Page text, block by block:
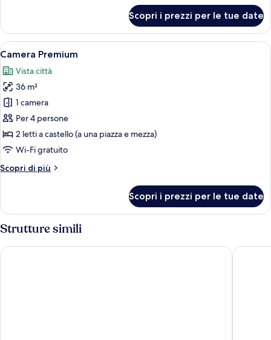
Executive,
non
fumatori
Scopri i prezzi per le tue date
Apri
tutte
le
foto
per
Camera
Premium
Una camera d'albergo con letti a
7
Camera Premium
Vista città
36 m²
1 camera
Per 4 persone
2 letti a castello (a una piazza e mezza)
Wi-Fi gratuito
Scopri di più
Altri
Premium
Scopri i prezzi per le tue date
Strutture simili
Pullman Hanoi Hotel Hanoi